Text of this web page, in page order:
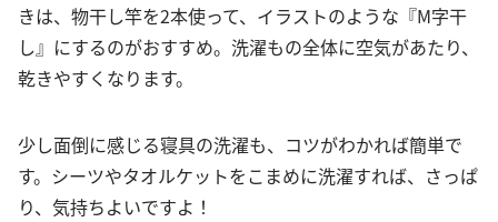
きは、物干し竿を2本使って、イラストのような『M字干
し』にするのがおすすめ。洗濯もの全体に空気があたり、
乾きやすくなります。
少し面倒に感じる寝具の洗濯も、コツがわかれば簡単で
す。シーツやタオルケットをこまめに洗濯すれば、さっぱ
り、気持ちよいですよ！